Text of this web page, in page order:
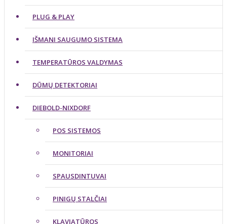
PLUG & PLAY
IŠMANI SAUGUMO SISTEMA
TEMPERATŪROS VALDYMAS
DŪMŲ DETEKTORIAI
DIEBOLD-NIXDORF
POS SISTEMOS
MONITORIAI
SPAUSDINTUVAI
PINIGŲ STALČIAI
KLAVIATŪROS